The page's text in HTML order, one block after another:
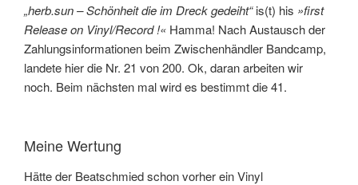
„herb.sun – Schönheit die im Dreck gedeiht“is(t) his »first
Release on Vinyl/Record !« Hamma! Nach Austausch der
Zahlungsinformationen beim Zwischenhändler Bandcamp,
landete hier die Nr. 21 von 200. Ok, daran arbeiten wir
noch. Beim nächsten mal wird es bestimmt die 41.
Meine Wertung
Hätte der Beatschmied schon vorher ein Vinyl